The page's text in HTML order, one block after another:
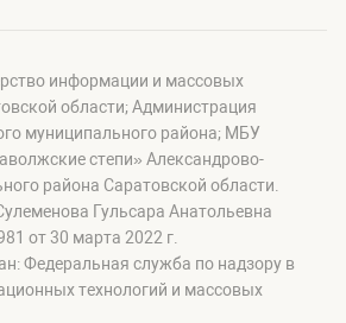
информации и массовых
области; Администрация
муниципального района; МБУ
степи» Александрово-
района Саратовской области.
Гульсара Анатольевна
от 30 марта 2022 г.
Федеральная служба по надзору в
технологий и массовых